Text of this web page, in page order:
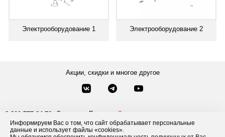
Информируем Вас о том, что сайт обрабатывает персональные
данные и использует файлы «cookies».
Электрооборудование 1 Электрооборудование 2
Акции, скидки и многое другое
8-800-777-84-76 Звонки по России
Заказать звонок
8 495 181-69-06
Москва